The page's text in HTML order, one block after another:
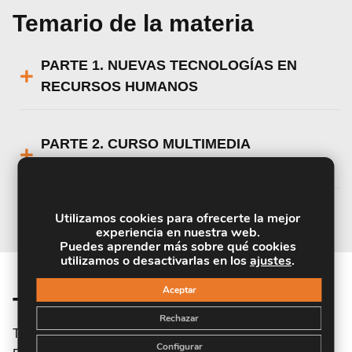
Temario de la materia
PARTE 1. NUEVAS TECNOLOGÍAS EN
RECURSOS HUMANOS
PARTE 2. CURSO MULTIMEDIA
Titulación
Titulación Expedida y Avalada por el Instituto Europeo de
Utilizamos cookies para ofrecerte la mejor
experiencia en nuestra web.
Puedes aprender más sobre qué cookies
utilizamos o desactivarlas en losajustes.
Aceptar
Rechazar
Configurar